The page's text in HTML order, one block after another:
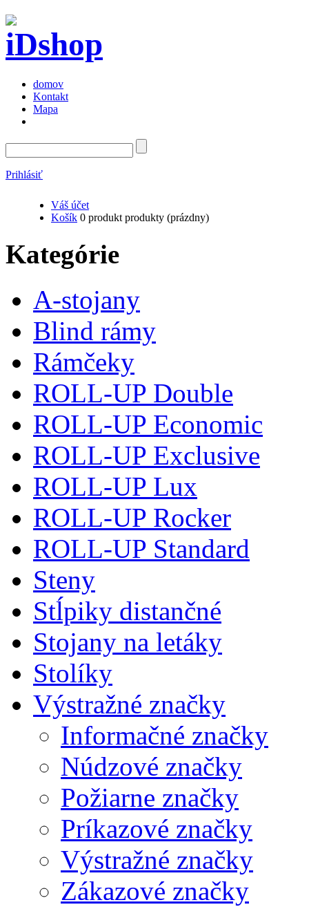
domov
Kontakt
Mapa
Prihlásiť
Váš účet
Košík 0 produkt produkty (prázdny)
Kategórie
A-stojany
Blind rámy
Rámčeky
ROLL-UP Double
ROLL-UP Economic
ROLL-UP Exclusive
ROLL-UP Lux
ROLL-UP Rocker
ROLL-UP Standard
Steny
Stĺpiky distančné
Stojany na letáky
Stolíky
Výstražné značky
Informačné značky
Núdzové značky
Požiarne značky
Príkazové značky
Výstražné značky
Zákazové značky